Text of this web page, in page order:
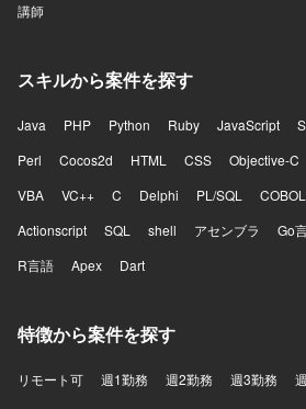
講師
スキルから案件を探す
Java PHP Python Ruby JavaScript
Perl
Cocos2d HTML CSS Objective-C
VBA
VC++ C Delphi PL/SQL COBOL
Actionscript
SQL shell アセンブラ Go
R言語
Apex Dart
特徴から案件を探す
リモート可 週1勤務 週2勤務 週3勤務